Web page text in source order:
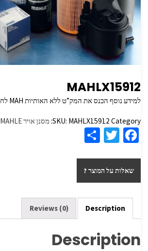
MAHLX15912
למידע נוסף הכנס את המק”ט ללא האותיות MAH לחיפוש באתר היצרן
SKU: MAHLX15912 Category: מסנן אוירMAHLE
Fa
b
o
o
k
T
tt
er
ar
e
שאלות על המוצר ?
Description
Reviews (0)
Description